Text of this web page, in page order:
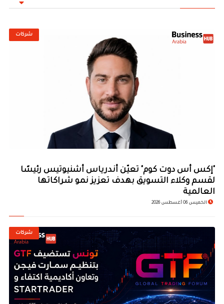
شركات
© Image Copyrights Title
"إكس أس دوت كوم" تعيّن أندرياس أشنيوتيس رئيسًا
لقسم وكلاء التسويق بهدف تعزيز نمو شراكاتها
العالمية
الخميس 06 أغسطس 2026
شركات